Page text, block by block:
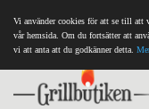
Vi använder cookies för att se till att
vår hemsida. Om du fortsätter att
vi att anta att du godkänner detta.